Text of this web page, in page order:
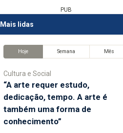
PUB
Mais lidas
Hoje Semana Mês
Cultura e Social
“A arte requer estudo,
dedicação, tempo. A arte é
também uma forma de
conhecimento”